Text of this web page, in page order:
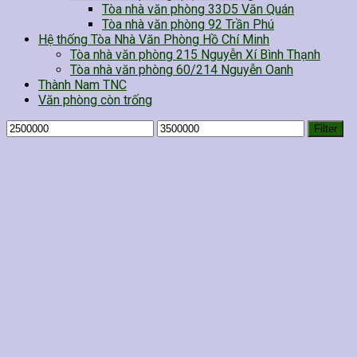
Tòa nhà văn phòng 33D5 Văn Quán
Tòa nhà văn phòng 92 Trần Phú
Hệ thống Tòa Nhà Văn Phòng Hồ Chí Minh
Tòa nhà văn phòng 215 Nguyễn Xí Bình Thạnh
Tòa nhà văn phòng 60/214 Nguyễn Oanh
Thành Nam TNC
Văn phòng còn trống
Filter